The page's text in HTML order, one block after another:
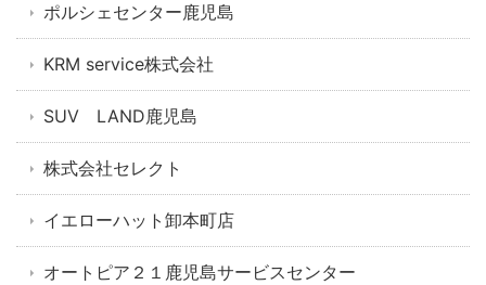
ポルシェセンター鹿児島
KRM service株式会社
SUV LAND鹿児島
株式会社セレクト
イエローハット卸本町店
オートピア２１鹿児島サービスセンター